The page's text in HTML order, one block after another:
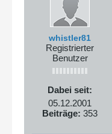
whistler81
Registrierter
Benutzer
Dabei seit:
05.12.2001
Beiträge: 353